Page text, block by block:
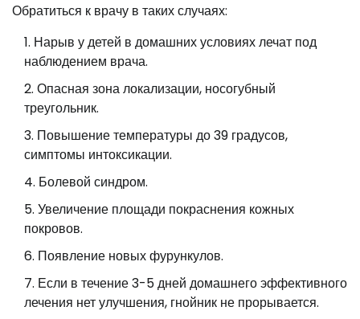
Обратиться к врачу в таких случаях:
Нарыв у детей в домашних условиях лечат под
наблюдением врача.
Опасная зона локализации, носогубный
треугольник.
Повышение температуры до 39 градусов,
симптомы интоксикации.
Болевой синдром.
Увеличение площади покраснения кожных
покровов.
Появление новых фурункулов.
Если в течение 3-5 дней домашнего эффективного
лечения нет улучшения, гнойник не прорывается.